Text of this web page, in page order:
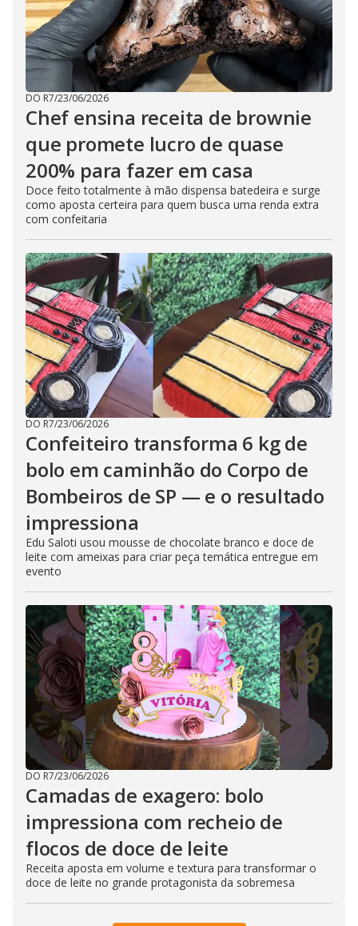
DO R7/23/06/2026
Chef ensina receita de brownie
que promete lucro de quase
200% para fazer em casa
Doce feito totalmente à mão dispensa batedeira e surge
como aposta certeira para quem busca uma renda extra
com confeitaria
DO R7/23/06/2026
Confeiteiro transforma 6 kg de
bolo em caminhão do Corpo de
Bombeiros de SP — e o resultado
impressiona
Edu Saloti usou mousse de chocolate branco e doce de
leite com ameixas para criar peça temática entregue em
evento
DO R7/23/06/2026
Camadas de exagero: bolo
impressiona com recheio de
flocos de doce de leite
Receita aposta em volume e textura para transformar o
doce de leite no grande protagonista da sobremesa